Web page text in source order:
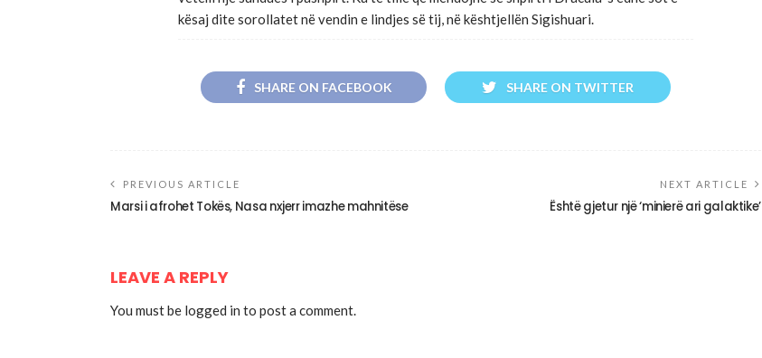
kësaj dite sorollatet në vendin e lindjes së tij, në kështjellën Sigishuari.
SHARE ON FACEBOOK SHARE ON TWITTER
PREVIOUS ARTICLE
Marsi i afrohet Tokës, Nasa nxjerr imazhe mahnitëse
NEXT ARTICLE
Është gjetur një ‘minierë ari galaktike’
LEAVE A REPLY
You must be logged in to post a comment.